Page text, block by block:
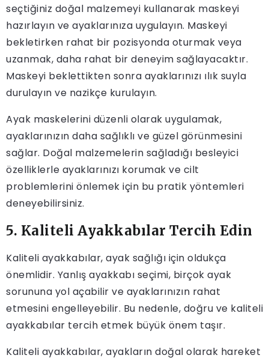
seçtiğiniz doğal malzemeyi kullanarak maskeyi
hazırlayın ve ayaklarınıza uygulayın. Maskeyi
bekletirken rahat bir pozisyonda oturmak veya
uzanmak, daha rahat bir deneyim sağlayacaktır.
Maskeyi beklettikten sonra ayaklarınızı ılık suyla
durulayın ve nazikçe kurulayın.
Ayak maskelerini düzenli olarak uygulamak,
ayaklarınızın daha sağlıklı ve güzel görünmesini
sağlar. Doğal malzemelerin sağladığı besleyici
özelliklerle ayaklarınızı korumak ve cilt
problemlerini önlemek için bu pratik yöntemleri
deneyebilirsiniz.
5. Kaliteli Ayakkabılar Tercih Edin
Kaliteli ayakkabılar, ayak sağlığı için oldukça
önemlidir. Yanlış ayakkabı seçimi, birçok ayak
sorununa yol açabilir ve ayaklarınızın rahat
etmesini engelleyebilir. Bu nedenle, doğru ve kaliteli
ayakkabılar tercih etmek büyük önem taşır.
Kaliteli ayakkabılar, ayakların doğal olarak hareket